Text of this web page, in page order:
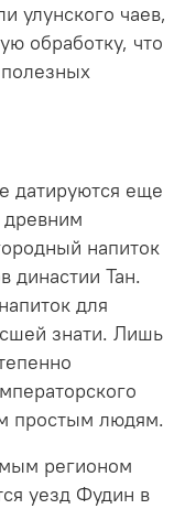
улунского чаев,
обработку, что
датируются еще
напиток
династии Тан.
для
знати. Лишь
простым людям.
регионом
уезд Фудин в